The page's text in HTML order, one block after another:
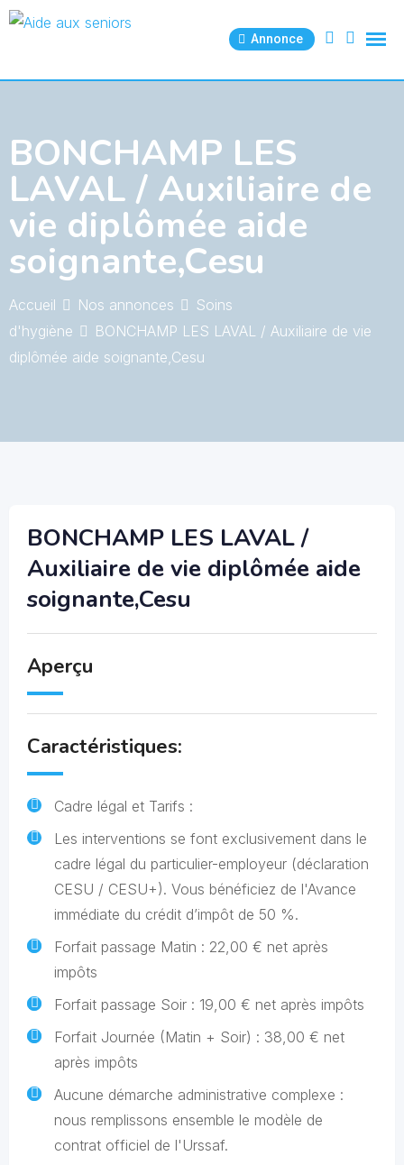
Skip
Annonce
BONCHAMP LES
LAVAL / Auxiliaire de
vie diplômée aide
soignante,Cesu
Accueil Nos annonces
Soins
d'hygiène
BONCHAMP LES LAVAL / Auxiliaire de vie
diplômée aide soignante,Cesu
BONCHAMP LES LAVAL /
Auxiliaire de vie diplômée aide
soignante,Cesu
Aperçu
Caractéristiques:
Cadre légal et Tarifs :
Les interventions se font exclusivement dans le
cadre légal du particulier-employeur (déclaration
CESU / CESU+). Vous bénéficiez de l'Avance
immédiate du crédit d’impôt de 50 %.
Forfait passage Matin : 22,00 € net après
impôts
Forfait passage Soir : 19,00 € net après impôts
Forfait Journée (Matin + Soir) : 38,00 € net
après impôts
Aucune démarche administrative complexe :
nous remplissons ensemble le modèle de
contrat officiel de l'Urssaf.